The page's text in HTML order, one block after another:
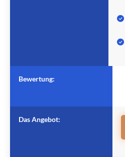
Bewertung:
Das Angebot: